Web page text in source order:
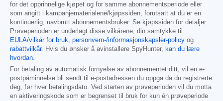
for det opprinnelige kjøpet og for samme abonnementsperiode eller
som angitt i kampanjematerialene/kjøpssiden, forutsatt at du er en
kontinuerlig, uavbrutt abonnementsbruker. Se kjøpssiden for detaljer.
Prøveperioden er underlagt disse vilkårene, din samtykke til
EULA/vilkår for bruk, personvern-/informasjonskapsler-policy og
rabattvilkår. Hvis du ønsker å avinstallere SpyHunter, kan du lære
hvordan.
For betaling av automatisk fornyelse av abonnementet ditt, vil en e-
postpåminnelse bli sendt til e-postadressen du oppga da du registrerte
deg, før hver betalingsdato. Ved starten av prøveperioden vil du motta
en aktiveringskode som er begrenset til bruk for kun én prøveperiode